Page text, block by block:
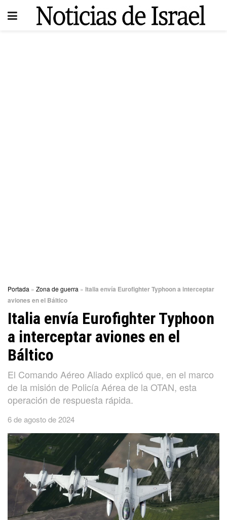
Portada » Zona de guerra » Italia envía Eurofighter Typhoon a interceptar
aviones en el Báltico
Italia envía Eurofighter Typhoon
a interceptar aviones en el
Báltico
El Comando Aéreo Aliado explicó que, en el marco
de la misión de Policía Aérea de la OTAN, esta
operación de respuesta rápida.
6 de agosto de 2024